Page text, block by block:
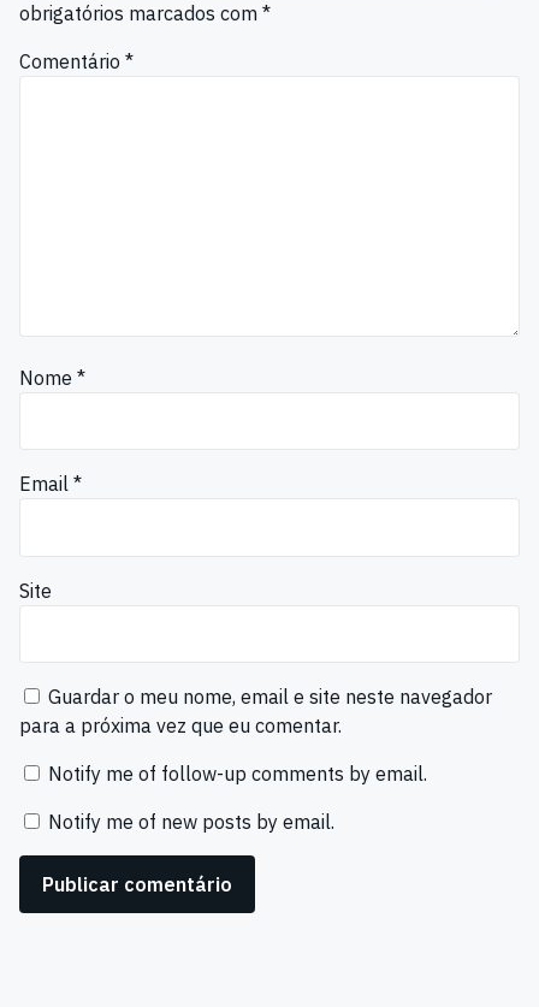
obrigatórios marcados com *
Comentário *
Nome *
Email *
Site
Guardar o meu nome, email e site neste navegador
para a próxima vez que eu comentar.
Notify me of follow-up comments by email.
Notify me of new posts by email.